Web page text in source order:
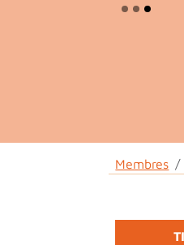
Membres
Main